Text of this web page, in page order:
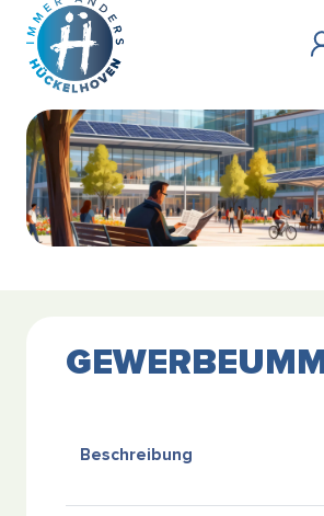
Zum Hauptinhalt springen
Beschreibung